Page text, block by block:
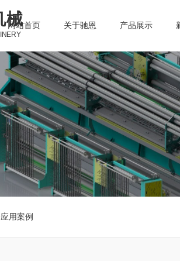
械
网站首页 关于驰恩 产品展示
应用案例